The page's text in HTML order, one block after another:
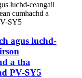
agus luchd-
a tha
PV-SY5